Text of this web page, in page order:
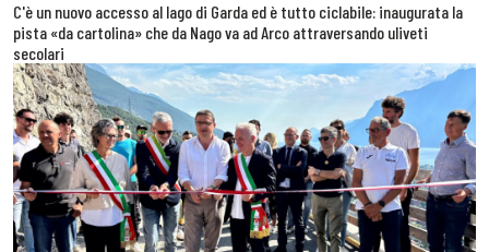
C'è un nuovo accesso al lago di Garda ed è tutto ciclabile: inaugurata la
pista «da cartolina» che da Nago va ad Arco attraversando uliveti
secolari